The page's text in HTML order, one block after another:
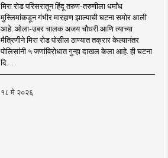
मिरा रोड परिसरातून हिंदू तरुण-तरुणीला धर्मांध
मुस्लिमांकडून गंभीर मारहाण झाल्याची घटना समोर आली
आहे. ओला-उबर चालक अजय चौधरी आणि त्याच्या
मैत्रिणीने मिरा रोड पोसील ठाण्यात तक्रार केल्यानंतर
पोलिसांनी ५ जणांविरोधात गुन्हा दाखल केला आहे. ही घटना
दि. ..
१८ मे २०२६